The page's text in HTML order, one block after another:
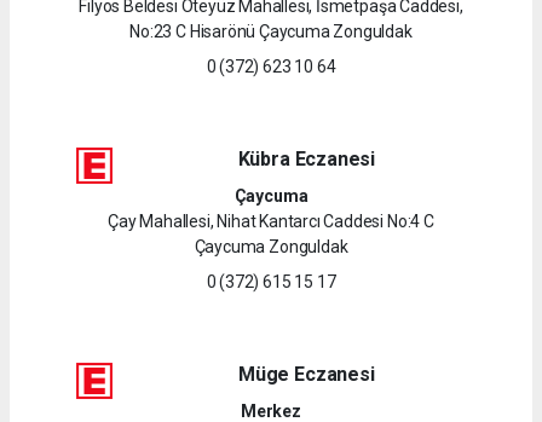
Filyos Beldesi Öteyüz Mahallesi, İsmetpaşa Caddesi,
No:23 C Hisarönü Çaycuma Zonguldak
0 (372) 623 10 64
Kübra Eczanesi
Çaycuma
Çay Mahallesi, Nihat Kantarcı Caddesi No:4 C
Çaycuma Zonguldak
0 (372) 615 15 17
Müge Eczanesi
Merkez